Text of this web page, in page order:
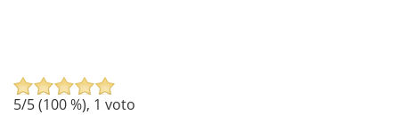
5/5 (100%), 1 voto